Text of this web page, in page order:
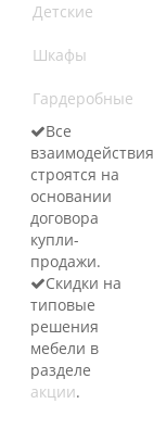
Детские
Шкафы
Гардеробные
Все
взаимодействия
строятся на
основании
договора
купли-
продажи.
Скидки на
типовые
решения
мебели в
разделе
акции.